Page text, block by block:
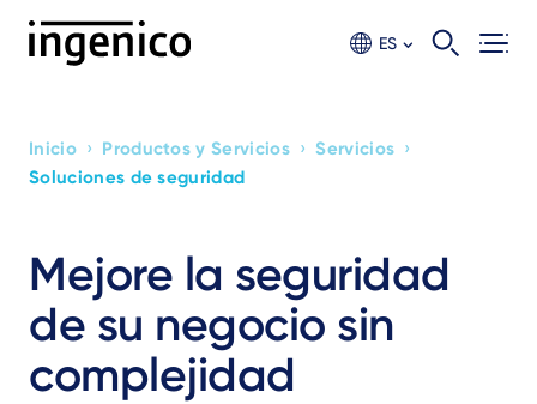
contento
ES
Mejore la seguridad
de su negocio sin
complejidad
Breadcrumb
Inicio › Productos y Servicios › Servicios ›
Soluciones de seguridad